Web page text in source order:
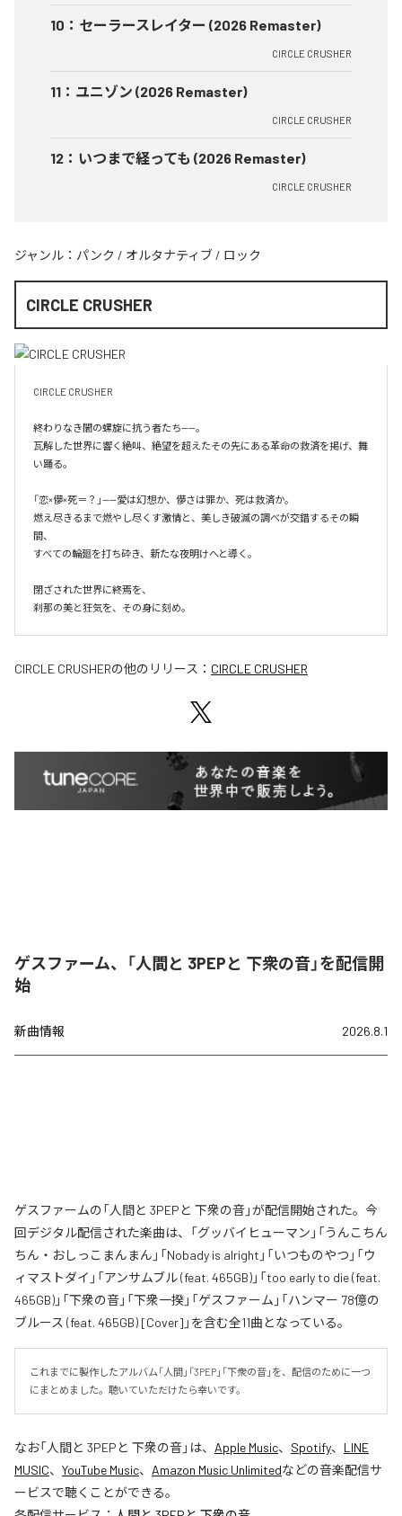
10 ： セーラースレイター (2026 Remaster)
CIRCLE CRUSHER
11 ： ユニゾン (2026 Remaster)
CIRCLE CRUSHER
12 ： いつまで経っても (2026 Remaster)
CIRCLE CRUSHER
ジャンル： パンク / オルタナティブ / ロック
CIRCLE CRUSHER
CIRCLE CRUSHER
終わりなき闇の螺旋に抗う者たち——。
瓦解した世界に響く絶叫、絶望を超えたその先にある革命の救済を掲げ、舞
い踊る。
「恋×儚×死＝？」——愛は幻想か、儚さは罪か、死は救済か。
燃え尽きるまで燃やし尽くす激情と、美しき破滅の調べが交錯するその瞬
間、
すべての輪廻を打ち砕き、新たな夜明けへと導く。
閉ざされた世界に終焉を、
刹那の美と狂気を、その身に刻め。
CIRCLE CRUSHERの他のリリース： CIRCLE CRUSHER
ゲスファーム、「人間と 3PEPと 下衆の音」を配信開
始
新曲情報 2026.8.1
ゲスファームの「人間と 3PEPと 下衆の音」が配信開始された。今
回デジタル配信された楽曲は、「グッバイヒューマン」「うんこちん
ちん・おしっこまんまん」「Nobady is alright」「いつものやつ」「ウ
ィマストダイ」「アンサムブル (feat. 465GB)」「too early to die (feat.
465GB)」「下衆の音」「下衆一揆」「ゲスファーム」「ハンマー 78億の
ブルース (feat. 465GB) [Cover]」を含む全11曲となっている。
これまでに製作したアルバム「人間」「3PEP」「下衆の音」を、配信のために一つ
にまとめました。聴いていただけたら幸いです。
なお「人間と 3PEPと 下衆の音」は、 Apple Music、 Spotify、 LINE
MUSIC、 YouTube Music、 Amazon Music Unlimitedなどの音楽配信サ
ービスで聴くことができる。